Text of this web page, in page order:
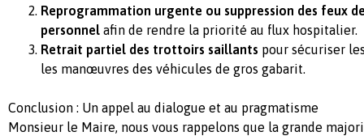
Reprogrammation urgente ou suppression des feux
personnel afin de rendre la priorité au flux hospitalier.
Retrait partiel des trottoirs saillants pour sécuriser
les manœuvres des véhicules de gros gabarit.
Conclusion : Un appel au dialogue et au pragmatisme
Monsieur le Maire, nous vous rappelons que la grande